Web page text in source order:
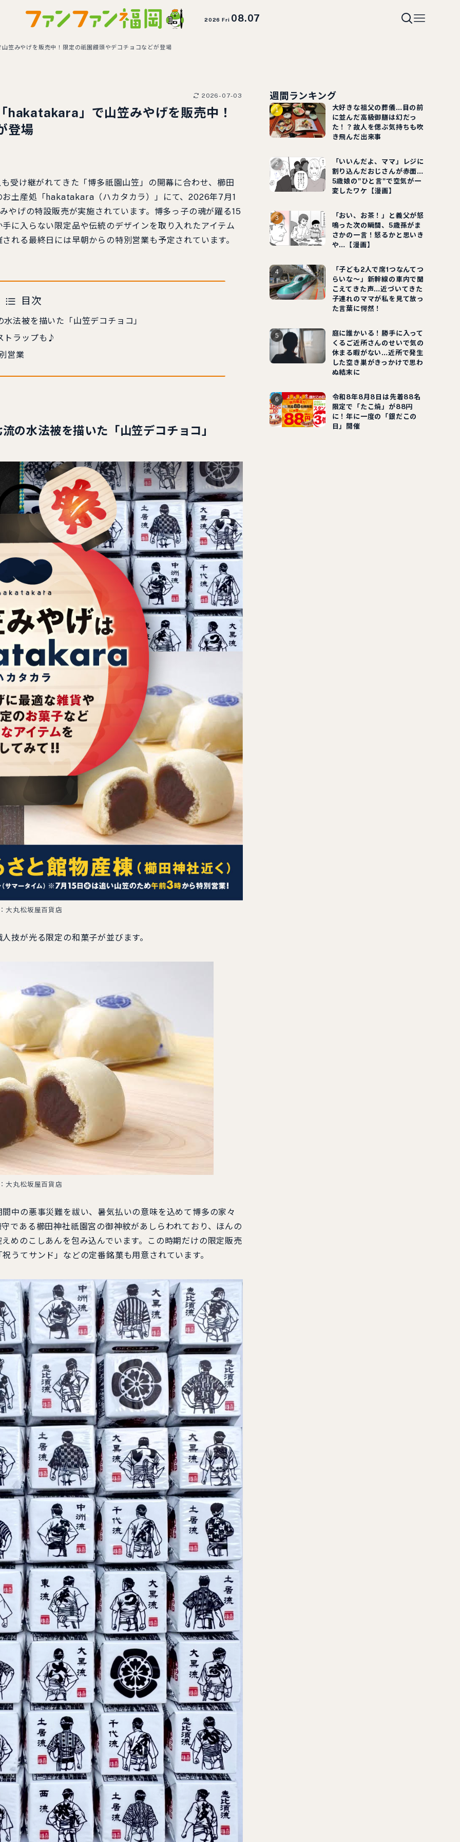
2026 Fri 08.07
笠みやげを販売中！限定の祇園饅頭やデコチョコなどが登場
2026-07-03
hakatakara」で山笠みやげを販売中！
登場
受け継がれてきた「博多祇園山笠」の開幕に合わせ、櫛田
土産処「hakatakara（ハカタカラ）」にて、2026年7月1
やげの特設販売が実施されています。博多っ子の魂が躍る15
に入らない限定品や伝統のデザインを取り入れたアイテム
れる最終日には早朝からの特別営業も予定されています。
目次
法被を描いた「山笠デコチョコ」
トラップも♪
営業
の水法被を描いた「山笠デコチョコ」
大丸松坂屋百貨店
技が光る限定の和菓子が並びます。
大丸松坂屋百貨店
中の悪事災難を祓い、暑気払いの意味を込めて博多の家々
である櫛田神社祇園宮の御神紋があしらわれており、ほんの
めのこしあんを包み込んでいます。この時期だけの限定販売
うてサンド」などの定番銘菓も用意されています。
週間ランキング
大好きな祖父の葬儀…目の前
に並んだ高級御膳は幻だっ
た！？故人を偲ぶ気持ちも吹
き飛んだ出来事
「いいんだよ、ママ」レジに
割り込んだおじさんが赤面…
5歳娘の"ひと言"で空気が一
変したワケ【漫画】
「おい、お茶！」と義父が怒
鳴った次の瞬間、5歳孫がま
さかの一言！怒るかと思いき
や…【漫画】
「子ども2人で席1つなんてつ
らいな～」新幹線の車内で聞
こえてきた声…近づいてきた
子連れのママが私を見て放っ
た言葉に愕然！
庭に誰かいる！勝手に入って
くるご近所さんのせいで気の
休まる暇がない…近所で発生
した空き巣がきっかけで思わ
ぬ結末に
令和8年8月8日は先着88名
限定で「たこ焼」が88円
に！年に一度の「銀だこの
日」開催